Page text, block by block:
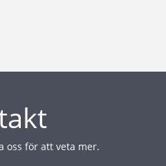
oss för att veta mer.